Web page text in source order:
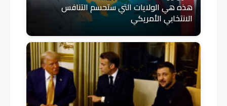
هذه هي الولايات التي ستحسم التنافس
الانتخابي الأمريكي